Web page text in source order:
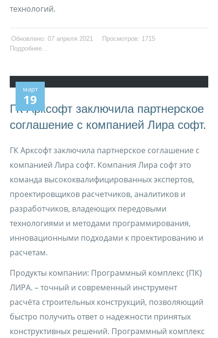
технологий.
Обновлено: 07 апреля 2021
Просмотров: 1715
Подробнее...
март
19
ГК Арксофт заключила партнерское
соглашение с компанией Лира софт.
ГК Арксофт заключила партнерское соглашение с
компанией Лира софт. Компания Лира софт это
команда высококвалифицированных экспертов,
проектировщиков расчетчиков, аналитиков и
разработчиков, владеющих передовыми
технологиями и методами программирования,
инновационными подходами к проектированию и
расчетам.
Продукты компании: Программный комплекс (ПК)
ЛИРА. – точный и современный инструмент
расчёта строительных конструкций, позволяющий
быстро получить ответ о надежности принятых
конструктивных решений. Программный комплекс